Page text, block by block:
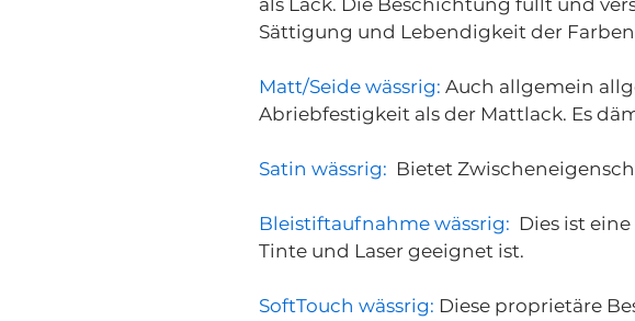
als Lack. Die Beschichtung füllt und
Sättigung und Lebendigkeit der
Matt/Seide wässrig: Auch allgemein
Abriebfestigkeit als der Mattlack. Es
Satin wässrig: Bietet
Bleistiftaufnahme wässrig: Dies ist
Tinte und Laser geeignet ist.
SoftTouch wässrig: Diese proprietäre